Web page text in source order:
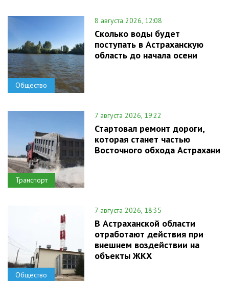
Общество
8 августа 2026, 12:08
Сколько воды будет
поступать в Астраханскую
область до начала осени
Транспорт
7 августа 2026, 19:22
Стартовал ремонт дороги,
которая станет частью
Восточного обхода Астрахани
Общество
7 августа 2026, 18:35
В Астраханской области
отработают действия при
внешнем воздействии на
объекты ЖКХ